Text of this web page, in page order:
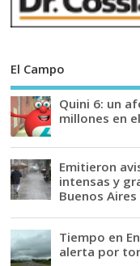
El Campo
Quini 6: un
millones en
Emitieron
intensas y
Buenos Aires
Tiempo en
alerta por